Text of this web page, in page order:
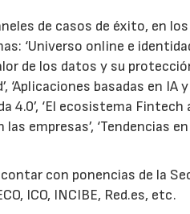
de casos de éxito, en
‘Universo online e
de los datos y su
basadas en IA
4.0’, ‘El ecosistema
empresas’, ‘Tendencias
con ponencias de la
ICO, INCIBE, Red.es, etc.